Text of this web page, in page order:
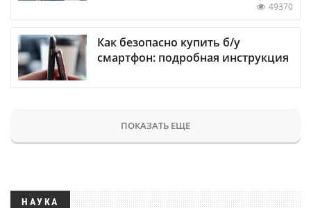
49370
Как безопасно купить б/у
смартфон: подробная инструкция
ПОКАЗАТЬ ЕЩЕ
НАУКА